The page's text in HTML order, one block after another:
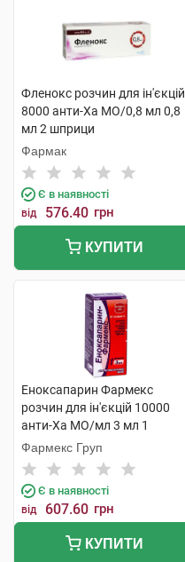
Фленокс розчин для ін'єкцій
8000 анти-Ха МО/0,8 мл 0,8
мл 2 шприци
Фармак
Є в наявності
від 576.40 грн
КУПИТИ
Еноксапарин Фармекс
розчин для ін'єкцій 10000
анти-Ха МО/мл 3 мл 1
флакон
Фармекс Груп
Є в наявності
від 607.60 грн
КУПИТИ